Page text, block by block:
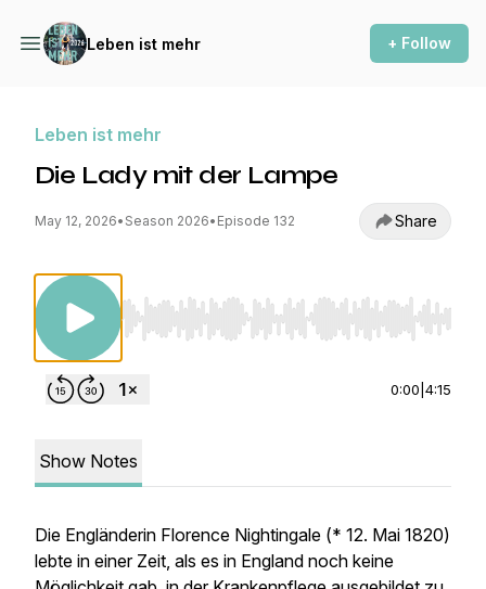
Leben ist mehr + Follow
Leben ist mehr
Die Lady mit der Lampe
May 12, 2026• Season 2026• Episode 132 Share
Use Left/Right to seek, Home/End to jump
0:00 4:15
Show Notes
Die Engländerin Florence Nightingale (* 12. Mai 1820)
lebte in einer Zeit, als es in England noch keine